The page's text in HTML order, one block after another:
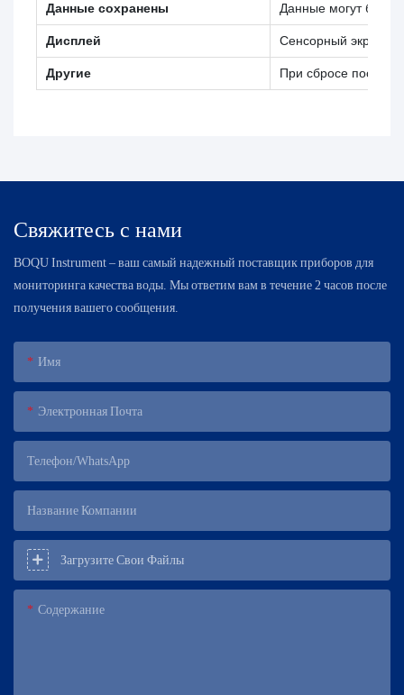
Данные сохранены Данные могут быть
Дисплей Сенсорный экран и
Другие При сбросе после
Свяжитесь с нами
BOQU Instrument – ​​ваш самый надежный поставщик приборов для
мониторинга качества воды. Мы ответим вам в течение 2 часов после
получения вашего сообщения.
Имя
Электронная Почта
Телефон/WhatsApp
Название Компании
Загрузите Свои Файлы
Содержание